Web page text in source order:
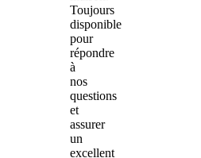
Toujours
disponible
pour
répondre
à
nos
questions
et
assurer
un
excellent